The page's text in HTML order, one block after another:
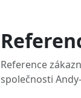
Reference
společnosti